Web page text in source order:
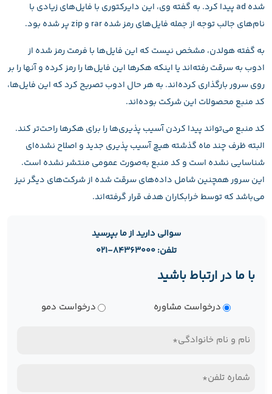
شده ad پیدا کرد. به گفته وی، این دایرکتوری با فایل‌های زیادی با
نام‌های جالب توجه از جمله فایل‌های رمز شده rar و zip پر شده بود.
به گفته هولدن، مشخص نیست که این فایل‌ها با فرمت رمز شده از
ادوب به سرقت رفته‌اند یا اینکه هکرها این فایل‌ها را رمز کرده و آنها را بر
روی سرور بارگذاری کرده‌اند. به هر حال ادوب تصریح کرد که این فایل‌ها،
کد منبع محصولات این شرکت بوده‌اند.
کد منبع می‌تواند پیدا کردن آسیب‌ پذیری‌ها را برای هکرها راحت‌تر کند.
البته ظرف چند ماه گذشته هیچ آسیب‌ پذیری جدید و اصلاح نشده‌ای
شناسایی نشده است و کد منبع به‌صورت عمومی منتشر نشده است.
این سرور همچنین شامل داده‌های سرقت شده از شرکت‌های دیگر نیز
می‌باشد که توسط خرابکاران هدف قرار گرفته‌اند.
سوالی دارید از ما بپرسید
تلفن: ۸۴۳۶۳۰۰۰-۰۲۱
با ما در ارتباط باشید
درخواست مشاوره درخواست دمو
نام
نام
تلفن